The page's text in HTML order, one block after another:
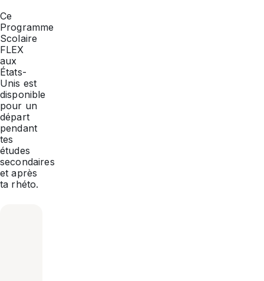
Ce
Programme
Scolaire
FLEX
aux
États-
Unis est
disponible
pour un
départ
pendant
tes
études
secondaires
et après
ta rhéto.